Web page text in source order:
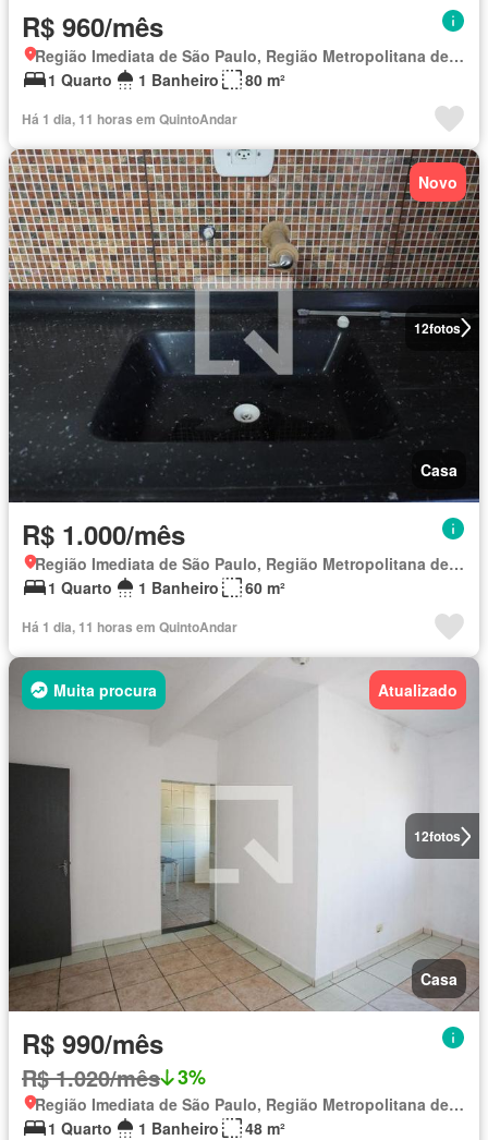
R$ 960/mês
Região Imediata de São Paulo, Região Metropolitana de São Paulo
1 Quarto
1 Banheiro 80 m²
Há 1 dia, 11 horas em QuintoAndar
12fotos
Novo
Casa
R$ 1.000/mês
Região Imediata de São Paulo, Região Metropolitana de São Paulo
1 Quarto
1 Banheiro 60 m²
Há 1 dia, 11 horas em QuintoAndar
12fotos
Muita procura Atualizado
Casa
R$ 990/mês
R$ 1.020/mês 3%
Região Imediata de São Paulo, Região Metropolitana de São Paulo
1 Quarto
1 Banheiro 48 m²